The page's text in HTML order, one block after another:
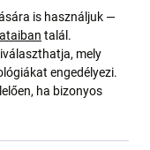
kapjon az
Ugyanakkor
hogy több mint
is használjuk —
talál.
mely
engedélyezi.
ha bizonyos